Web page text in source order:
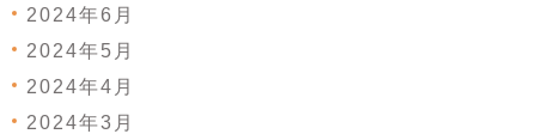
2024年6月
2024年5月
2024年4月
2024年3月